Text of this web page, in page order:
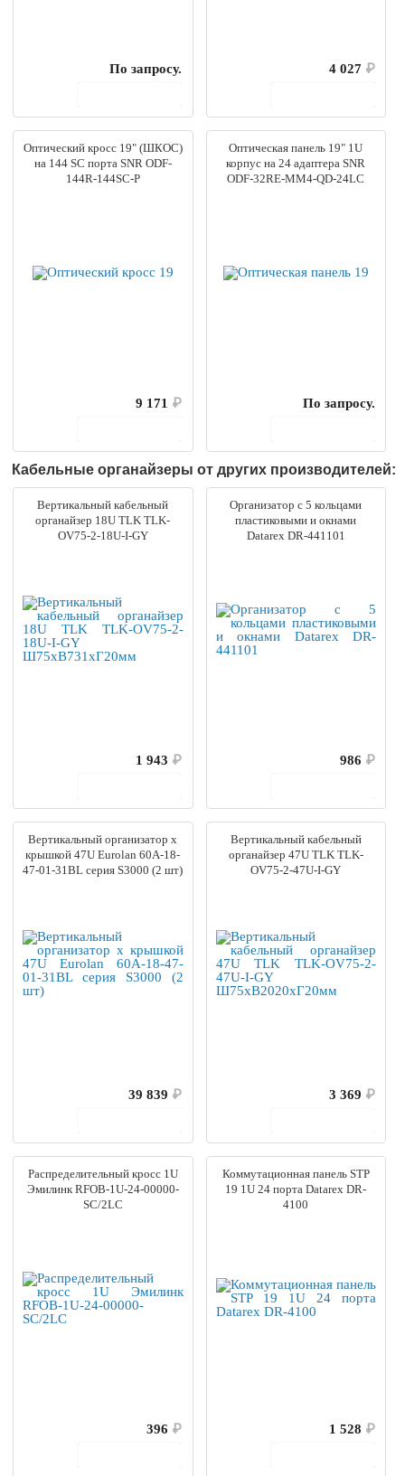
По запросу.
4 027 ₽
Оптический кросс 19" (ШКОС)
на 144 SC порта SNR ODF-
144R-144SC-P
9 171 ₽
Оптическая панель 19" 1U
корпус на 24 адаптера SNR
ODF-32RE-MM4-QD-24LC
По запросу.
Кабельные органайзеры от других производителей:
Вертикальный кабельный
органайзер 18U TLK TLK-
OV75-2-18U-I-GY
1 943 ₽
Организатор с 5 кольцами
пластиковыми и окнами
Datarex DR-441101
986 ₽
Вертикальный организатор x
крышкой 47U Eurolan 60A-18-
47-01-31BL серия S3000 (2 шт)
39 839 ₽
Вертикальный кабельный
органайзер 47U TLK TLK-
OV75-2-47U-I-GY
3 369 ₽
Распределительный кросс 1U
Эмилинк RFOB-1U-24-00000-
SC/2LC
396 ₽
Коммутационная панель STP
19 1U 24 порта Datarex DR-
4100
1 528 ₽